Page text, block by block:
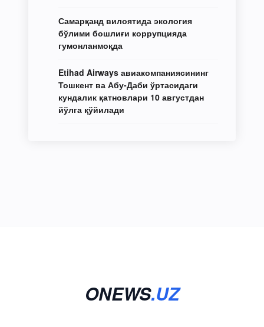
Самарқанд вилоятида экология
бўлими бошлиғи коррупцияда
гумонланмоқда
Etihad Airways авиакомпаниясининг
Тошкент ва Абу-Даби ўртасидаги
кундалик қатновлари 10 августдан
йўлга қўйилади
ONEWS.UZ